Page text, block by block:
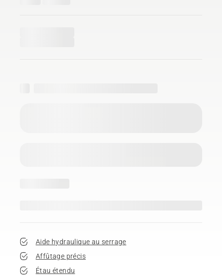
Aide hydraulique au serrage
Affûtage précis
Étau étendu